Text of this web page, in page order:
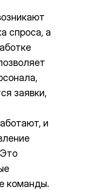
спроса, а
заявки,
и
команды.